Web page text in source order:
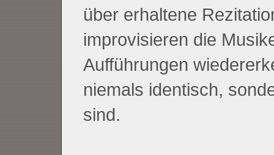
über erhaltene
improvisieren die
Aufführungen
niemals identisch,
sind.